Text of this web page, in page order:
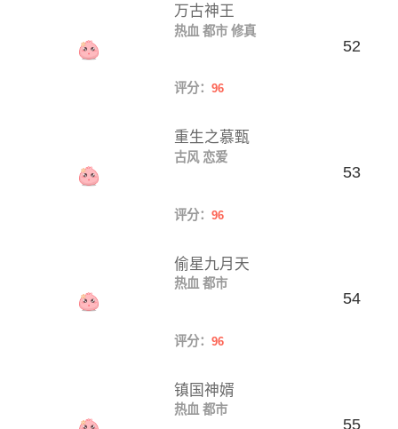
万古神王
热血 都市 修真
评分： 96
52
重生之慕甄
古风 恋爱
评分： 96
53
偷星九月天
热血 都市
评分： 96
54
镇国神婿
热血 都市
55